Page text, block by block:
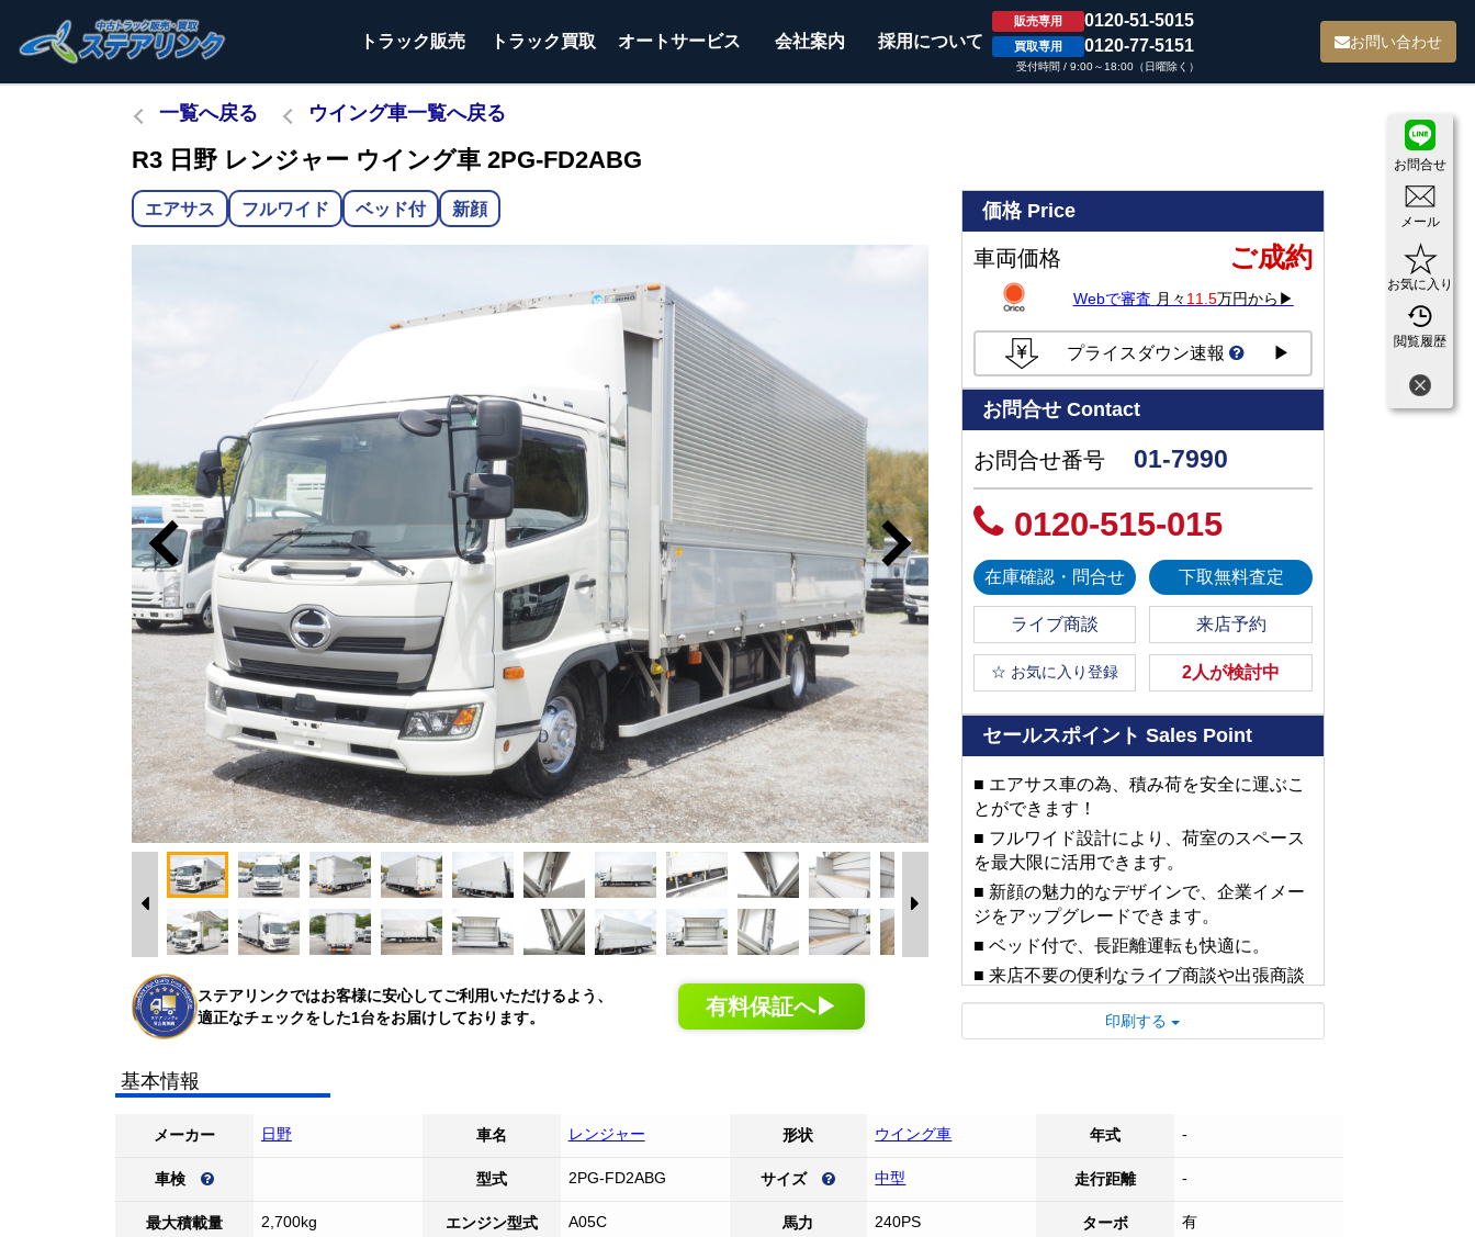
トラック販売 トラック買取 オートサービス 会社案内 採用について
販売専用 0120-51-5015
買取専用 0120-77-5151
受付時間 / 9:00～18:00（日曜除く）
お問い合わせ
お問合せ
メール
お気に入り
閲覧履歴
一覧へ戻る ウイング車一覧へ戻る
R3 日野 レンジャー ウイング車 2PG-FD2ABG
エアサス フルワイド ベッド付 新顔
ステアリンクではお客様に安心してご利用いただけるよう、
適正なチェックをした1台をお届けしております。
有料保証へ▶
価格Price
車両価格 ご成約
Webで審査 月々 11.5万円から▶
プライスダウン速報 ▶
お問合せ Contact
お問合せ番号 01-7990
0120-515-015
在庫確認・問合せ 下取無料査定
ライブ商談 来店予約
☆ お気に入り登録 2人が検討中
セールスポイント Sales Point
■ エアサス車の為、積み荷を安全に運ぶこ
とができます！
■ フルワイド設計により、荷室のスペース
を最大限に活用できます。
■ 新顔の魅力的なデザインで、企業イメー
ジをアップグレードできます。
■ ベッド付で、長距離運転も快適に。
■ 来店不要の便利なライブ商談や出張商談
好評受付中！
■ 日本全国登録納車可能です！！
軽にご相談ください。
印刷する
基本情報
メーカー 日野 車名 レンジャー 形状 ウイング車 年式 -
車検 型式 2PG-FD2ABG サイズ 中型 走行距離 -
最大積載量 2,700kg エンジン型式 A05C 馬力 240PS ターボ 有